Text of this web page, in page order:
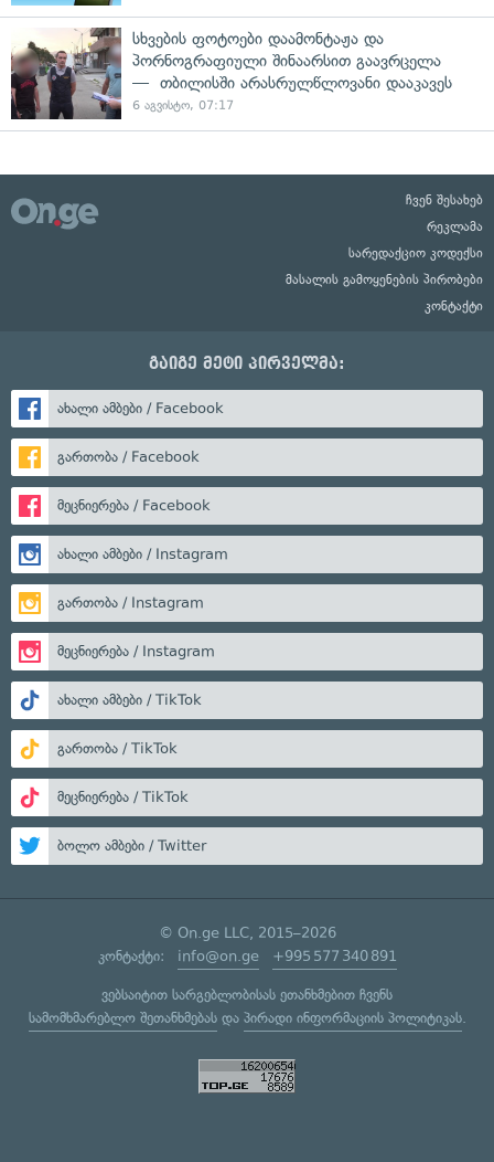
სხვების ფოტოები დაამონტაჟა და
პორნოგრაფიული შინაარსით გაავრცელა
— თბილისში არასრულწლოვანი დააკავეს
6 აგვისტო, 07:17
ჩვენ შესახებ
რეკლამა
სარედაქციო კოდექსი
მასალის გამოყენების პირობები
კონტაქტი
გაიგე მეტი პირველმა:
ახალი ამბები / Facebook
გართობა / Facebook
მეცნიერება / Facebook
ახალი ამბები / Instagram
გართობა / Instagram
მეცნიერება / Instagram
ახალი ამბები / TikTok
გართობა / TikTok
მეცნიერება / TikTok
ბოლო ამბები / Twitter
© On.ge LLC, 2015–2026
კონტაქტი: info@on.ge +995 577 340 891
ვებსაიტით სარგებლობისას ეთანხმებით ჩვენს
სამომხმარებლო შეთანხმებასდა პირადი ინფორმაციის პოლიტიკას.